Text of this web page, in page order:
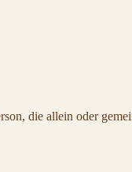
die allein oder